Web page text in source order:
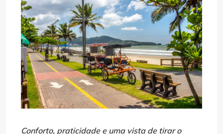
Conforto, praticidade e uma vista de tirar o